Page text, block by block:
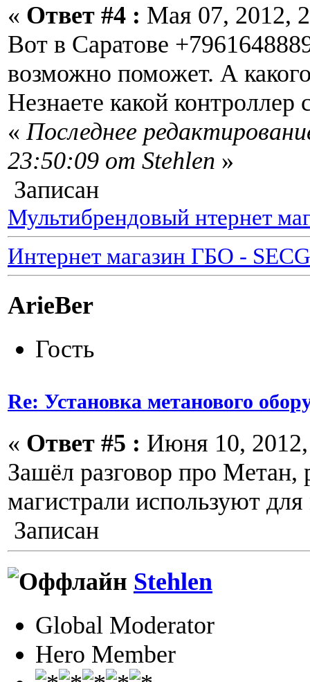
« Ответ #4 : Мая 07, 2012,
Вот в Саратове
возможно поможет. А
Незнаете какой контроллер
« Последнее
23:50:09 от Stehlen »
Записан
Мультибрендовый нтернет
Интернет магазин ГБО -
ArieBer
Гость
Re: Установка метанового
« Ответ #5 : Июня 10,
Зашёл разговор про Метан,
магистрали используют для
Записан
Stehlen
Global Moderator
Hero Member